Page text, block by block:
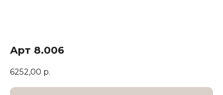
Арт 8.006
6252,00 р.